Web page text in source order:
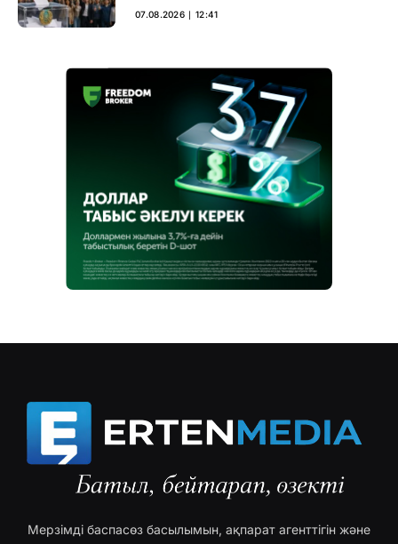
07.08.2026 ∣ 12:41
Мерзімді баспасөз басылымын, ақпарат агенттігін және